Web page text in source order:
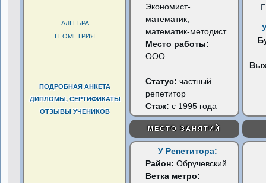
АЛГЕБРА
ГЕОМЕТРИЯ
ПОДРОБНАЯ АНКЕТА
ДИПЛОМЫ, СЕРТИФИКАТЫ
ОТЗЫВЫ УЧЕНИКОВ
Экономист-
математик,
математик-методист.
Место работы:
ООО
Статус:частный
репетитор
Стаж: с 1995 года
МЕСТО ЗАНЯТИЙ
У Репетитора:
Район:Обручевский
Ветка метро: